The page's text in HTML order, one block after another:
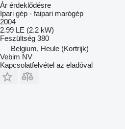
Ár érdeklődésre
Ipari gép - faipari marógép
2004
2.99 LE (2.2 kW)
Feszültség 380
Belgium, Heule (Kortrijk)
Vebim NV
Kapcsolatfelvétel az eladóval